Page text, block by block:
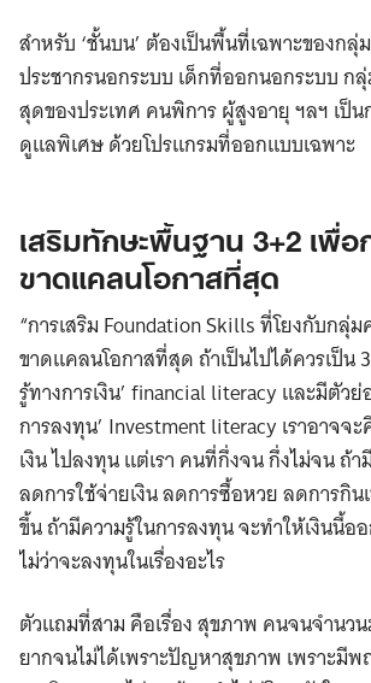
สำหรับ ‘ชั้นบน’ ต้องเป็นพื้นที่เฉพาะของกลุ่ม
ประชากรนอกระบบ เด็กที่ออกนอกระบบ ก
สุดของประเทศ คนพิการ ผู้สูงอายุ ฯลฯ เป็
ดูแลพิเศษ ด้วยโปรแกรมที่ออกแบบเฉพาะ
เสริมทักษะพื้นฐาน 3+2 เพื่
ขาดแคลนโอกาสที่สุด
“การเสริม Foundation Skills ที่โยงกับกลุ่
ขาดแคลนโอกาสที่สุด ถ้าเป็นไปได้ควรเป็น
รู้ทางการเงิน’ financial literacy และมีตัว
การลงทุน’ Investment literacy เราอาจจ
เงิน ไปลงทุน แต่เรา คนที่กึ่งจน กึ่งไม่จน ถ้า
ลดการใช้จ่ายเงิน ลดการซื้อหวย ลดการกิน
ขึ้น ถ้ามีความรู้ในการลงทุน จะทำให้เงินนี้
ไม่ว่าจะลงทุนในเรื่องอะไร
ตัวแถมที่สาม คือเรื่อง สุขภาพ คนจนจำนว
ยากจนไม่ได้เพราะปัญหาสุขภาพ เพราะมีพ